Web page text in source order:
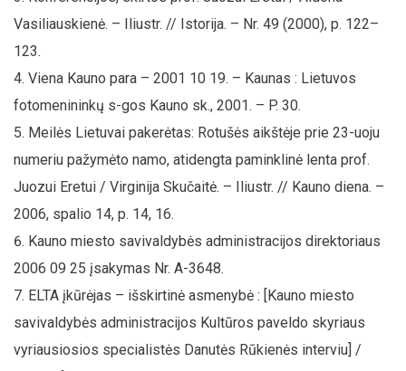
Vasiliauskienė. – Iliustr. // Istorija. – Nr. 49 (2000), p. 122–
123.
Viena Kauno para – 2001 10 19. – Kaunas : Lietuvos
fotomenininkų s-gos Kauno sk., 2001. – P. 30.
Meilės Lietuvai pakerėtas: Rotušės aikštėje prie 23-uoju
numeriu pažymėto namo, atidengta paminklinė lenta prof.
Juozui Eretui / Virginija Skučaitė. – Iliustr. // Kauno diena. –
2006, spalio 14, p. 14, 16.
Kauno miesto savivaldybės administracijos direktoriaus
2006 09 25 įsakymas Nr. A-3648.
ELTA įkūrėjas – išskirtinė asmenybė : [Kauno miesto
savivaldybės administracijos Kultūros paveldo skyriaus
vyriausiosios specialistės Danutės Rūkienės interviu] /